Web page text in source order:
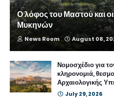
Ο λόφος του Μαστού και
Μυκηνών
News Room August 08,
Νομοσχέδιο για
κληρονομιά,
Αρχαιολογικής
July 29, 2026